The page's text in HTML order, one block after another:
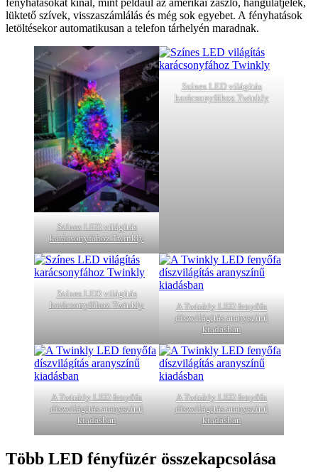
lüktető szívek, visszaszámlálás és még sok egyebet. A fényhatások
letöltésekor automatikusan a telefon tárhelyén maradnak.
Színes LED világítás
karácsonyfához Twinkly
Színes LED világítás
karácsonyfához Twinkly
Színes LED világítás
karácsonyfához Twinkly
A Twinkly LED fenyőfa
díszvilágítás aranyszínű
kiadásban
A Twinkly LED fenyőfa
díszvilágítás aranyszínű
kiadásban
A Twinkly LED fenyőfa
díszvilágítás aranyszínű
kiadásban
Több LED fényfüzér összekapcsolása